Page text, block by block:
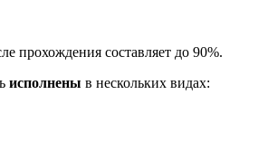
прохождения составляет до 90%.
исполнены в нескольких видах: